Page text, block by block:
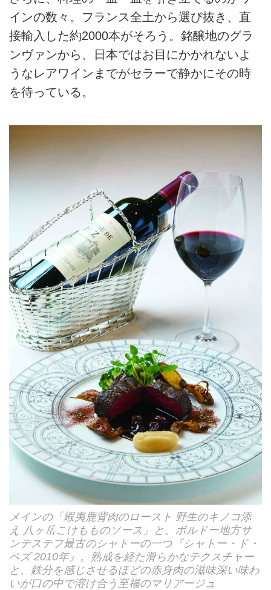
インの数々。フランス全土から選び抜き、直
接輸入した約2000本がそろう。銘醸地のグラ
ンヴァンから、日本ではお目にかかれないよ
うなレアワインまでがセラーで静かにその時
を待っている。
メインの「蝦夷鹿背肉のロースト 野生のキノコ添
え 八ヶ岳こけもものソース」と、ボルドー地方サ
ンテステフ最古のシャトーの一つ『シャトー・ド・
ペズ 2010年』。熟成を経た滑らかなテクスチャー
と、鉄分を感じさせるほどの赤身肉の滋味深い味わ
いが口の中で溶け合う至福のマリアージュ